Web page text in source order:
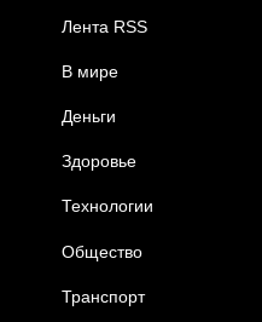
Лента RSS
В мире
Деньги
Здоровье
Технологии
Общество
Транспорт